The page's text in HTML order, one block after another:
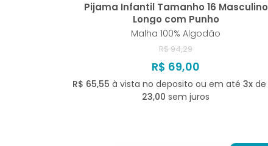
Pijama Infantil Tamanho 16 Masculino
Longo com Punho
Malha 100% Algodão
R$ 94,29
R$ 69,00
R$ 65,55 à vista no deposito ou em até 3xde
23,00 sem juros